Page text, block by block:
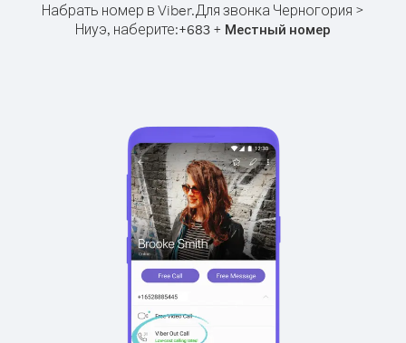
Набрать номер в Viber.Для звонка Черногория >
Ниуэ, наберите:+683 + Местный номер